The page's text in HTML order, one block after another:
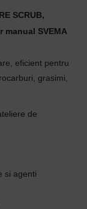
SCRUB,
manual SVEMA
eficient pentru
grasimi,
de
si agenti